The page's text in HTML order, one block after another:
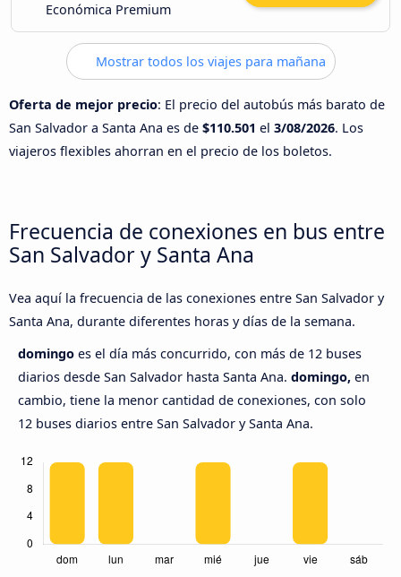
Económica Premium
Mostrar todos los viajes para mañana
Oferta de mejor precio: El precio del autobús más barato de
San Salvador a Santa Ana es de $110.501 el 3/08/2026. Los
viajeros flexibles ahorran en el precio de los boletos.
Frecuencia de conexiones en bus entre
San Salvador y Santa Ana
Vea aquí la frecuencia de las conexiones entre San Salvador y
Santa Ana, durante diferentes horas y días de la semana.
domingo es el día más concurrido, con más de 12 buses
diarios desde San Salvador hasta Santa Ana. domingo, en
cambio, tiene la menor cantidad de conexiones, con solo
12 buses diarios entre San Salvador y Santa Ana.